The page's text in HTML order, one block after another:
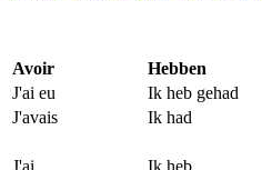
Avoir
Hebben
J'ai eu
Ik heb gehad
J'avais
Ik had
J'ai
Ik heb